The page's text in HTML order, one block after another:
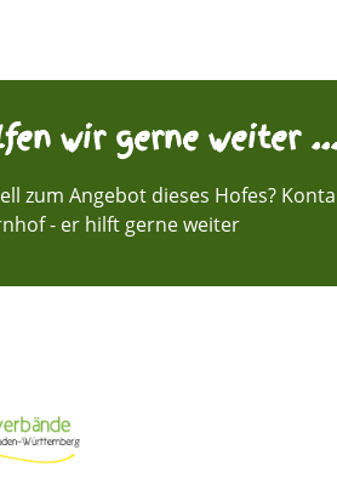
wir gerne weiter
zum Angebot dieses Hofes?
- er hilft gerne weiter